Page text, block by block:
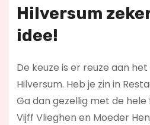
Hilversum
idee!
De keuze is er reuze aan
Hilversum. Heb je zin in
Ga dan gezellig met de hele
Vijff Vlieghen en Moeder